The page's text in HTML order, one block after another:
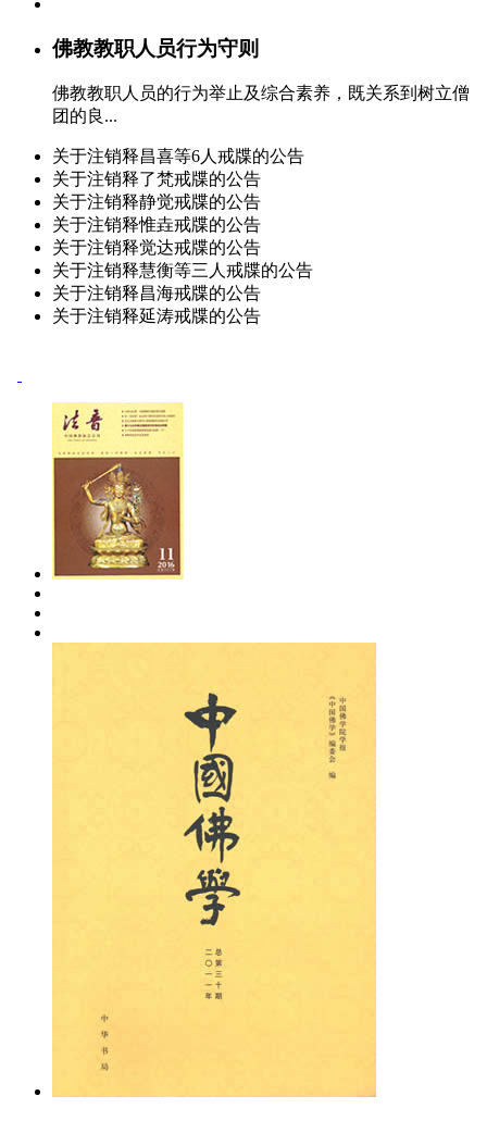
佛教教职人员行为守则
佛教教职人员的行为举止及综合素养，既关系到树立僧
团的良...
关于注销释昌喜等6人戒牒的公告
关于注销释了梵戒牒的公告
关于注销释静觉戒牒的公告
关于注销释惟垚戒牒的公告
关于注销释觉达戒牒的公告
关于注销释慧衡等三人戒牒的公告
关于注销释昌海戒牒的公告
关于注销释延涛戒牒的公告